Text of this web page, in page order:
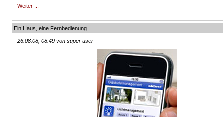
Weiter ...
Ein Haus, eine Fernbedienung
26.08.08, 08:49 von super user